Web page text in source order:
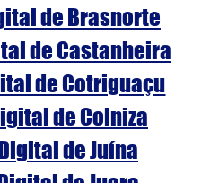
de Brasnorte
de Castanheira
de Cotriguaçu
de Colniza
de Juína